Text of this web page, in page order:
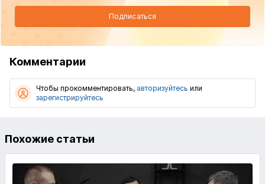
Подписаться
Комментарии
Чтобы прокомментировать, авторизуйтесь или
зарегистрируйтесь
Похожие статьи